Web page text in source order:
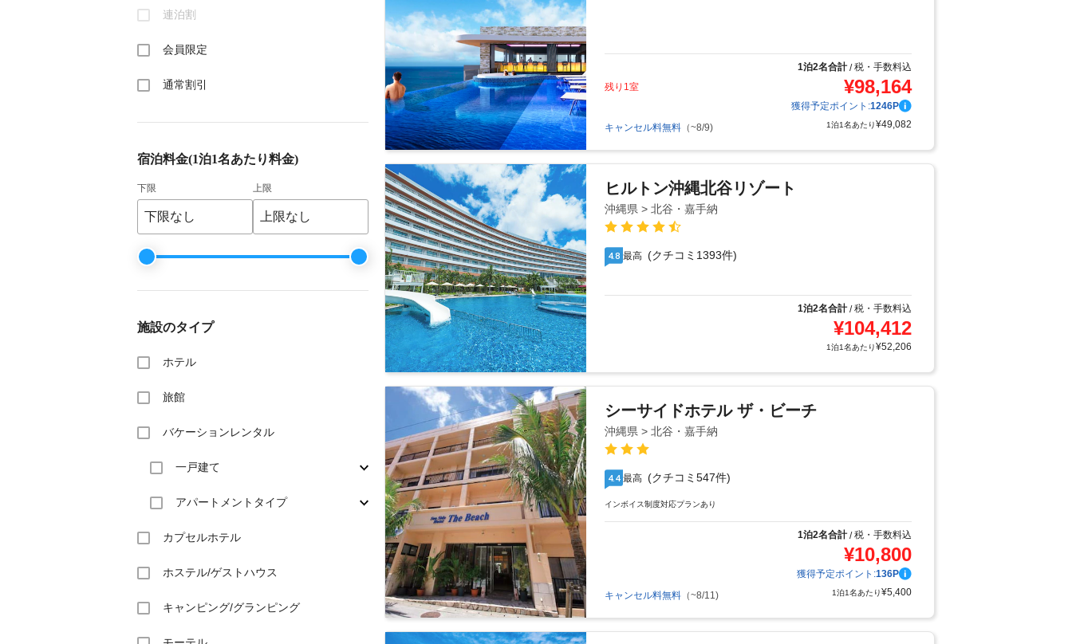
連泊割
会員限定
通常割引
宿泊料金(1泊1名あたり料金)
下限 上限
施設のタイプ
ホテル
旅館
バケーションレンタル
一戸建て
アパートメントタイプ
カプセルホテル
ホステル/ゲストハウス
キャンピング/グランピング
1泊2名合計/税・手数料込
残り1室
¥98,164
獲得予定ポイント:1246P
キャンセル料無料 （~8/9) 1泊1名あたり¥49,082
ヒルトン沖縄北谷リゾート
沖縄県 > 北谷・嘉手納
4.8 最高 (クチコミ1393件)
1泊2名合計/税・手数料込
¥104,412
1泊1名あたり¥52,206
シーサイドホテル ザ・ビーチ
沖縄県 > 北谷・嘉手納
4.4 最高 (クチコミ547件)
インボイス制度対応プランあり
1泊2名合計/税・手数料込
¥10,800
獲得予定ポイント:136P
キャンセル料無料 （~8/11) 1泊1名あたり¥5,400